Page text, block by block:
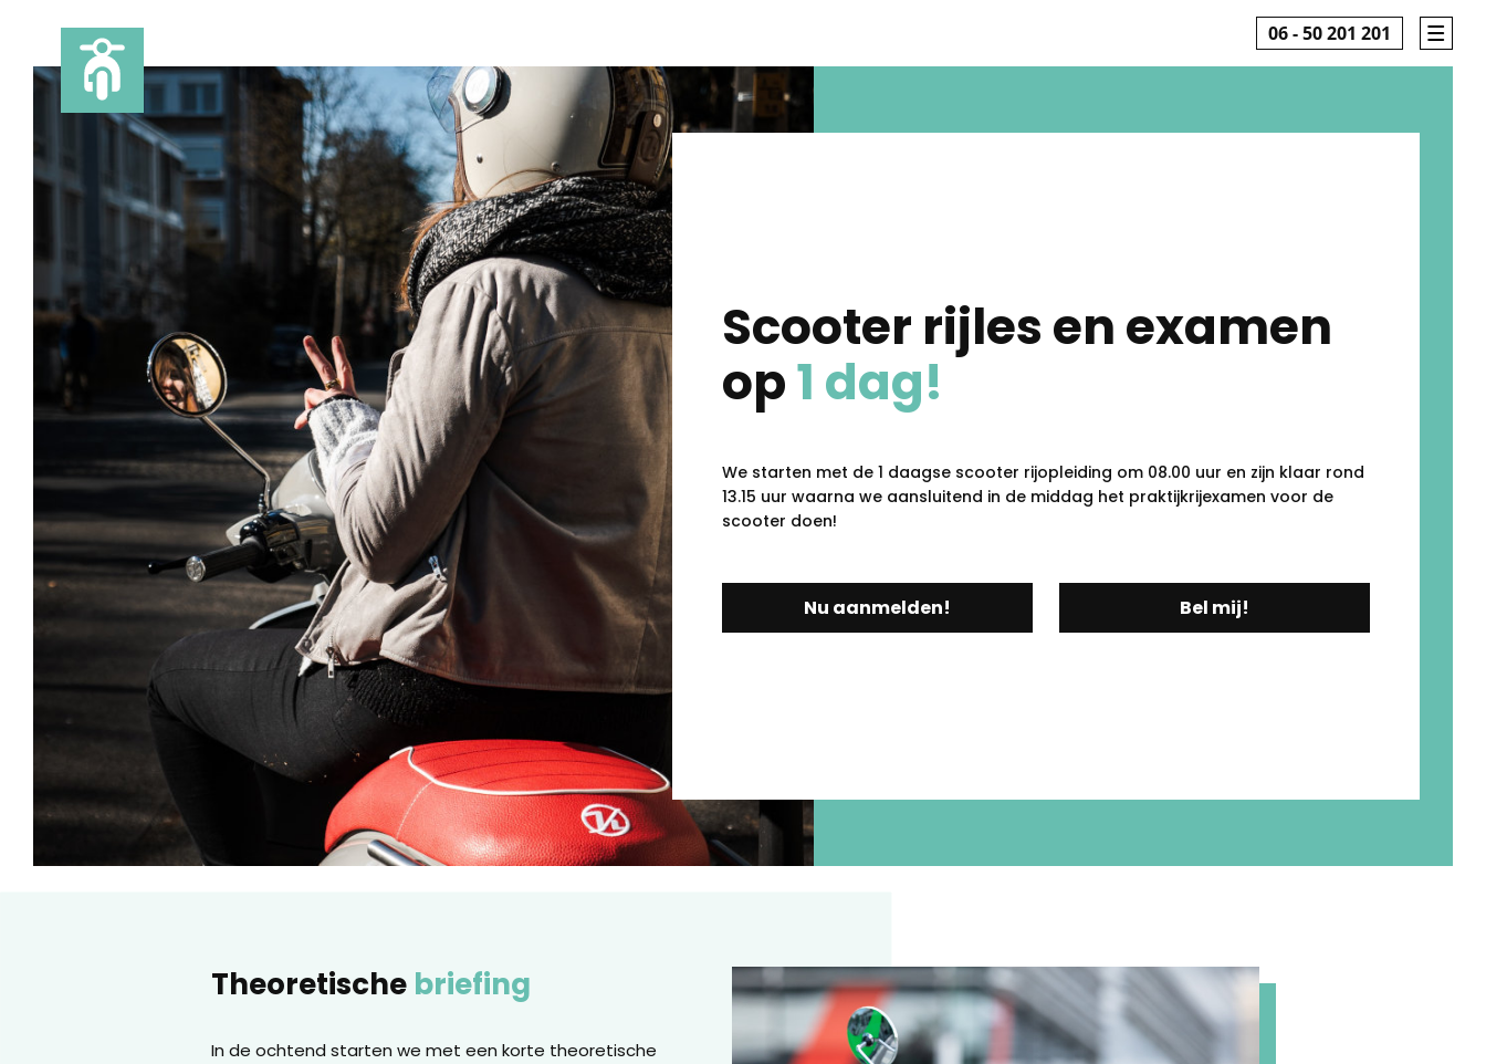
06 - 50 201 201
Scooter rijles en examen
op1 dag!
We starten met de 1 daagse scooter rijopleiding om 08.00 uur en zijn klaar rond
13.15 uur waarna we aansluitend in de middag het praktijkrijexamen voor de
scooter doen!
Nu aanmelden! Bel mij!
Theoretische briefing
In de ochtend starten we met een korte theoretische